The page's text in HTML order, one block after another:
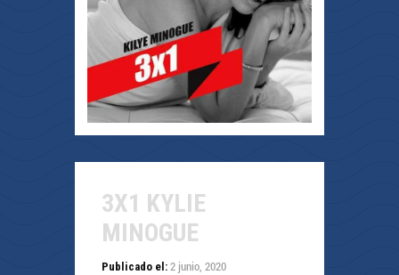
3X1 KYLIE
MINOGUE
Publicado el: 2 junio, 2020